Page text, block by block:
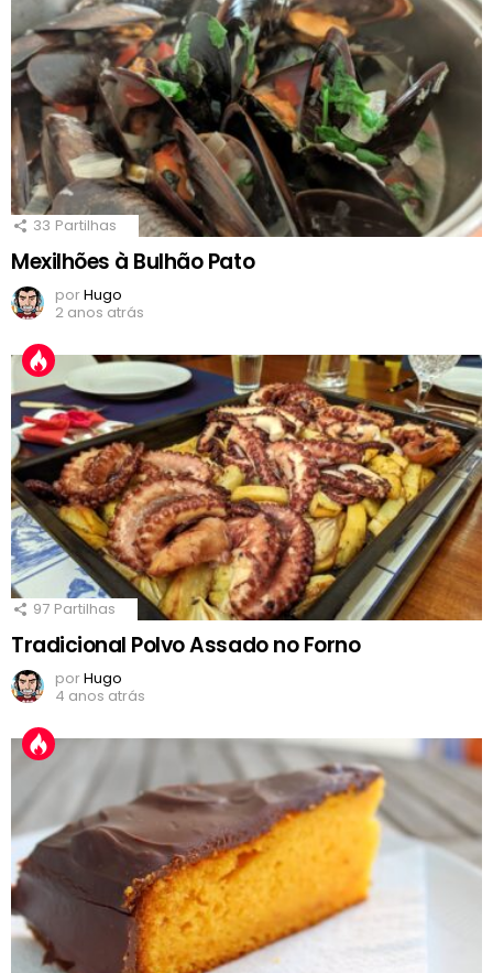
33 Partilhas
Mexilhões à Bulhão Pato
porHugo
2 anos atrás
97 Partilhas
Tradicional Polvo Assado no Forno
porHugo
4 anos atrás